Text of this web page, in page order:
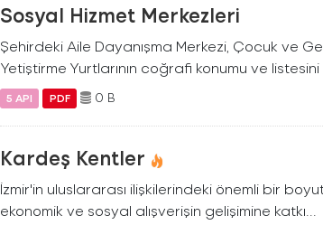
Sosyal Hizmet Merkezleri
Şehirdeki Aile Dayanışma Merkezi, Çocuk ve
Yetiştirme Yurtlarının coğrafi konumu ve
5 API PDF 0 B
Kardeş Kentler
İzmir'in uluslararası ilişkilerindeki önemli bir
ekonomik ve sosyal alışverişin gelişimine katkı...